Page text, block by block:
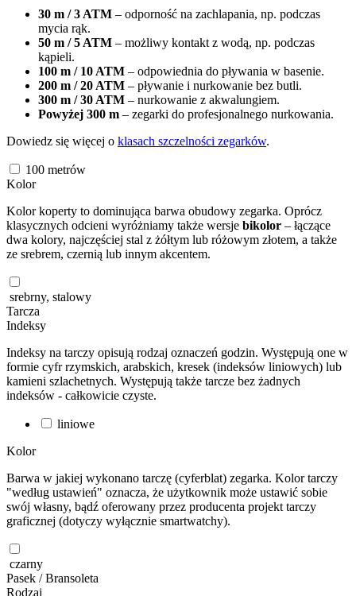
30 m / 3 ATM – odporność na zachlapania, np. podczas
mycia rąk.
50 m / 5 ATM – możliwy kontakt z wodą, np. podczas
kąpieli.
100 m / 10 ATM – odpowiednia do pływania w basenie.
200 m / 20 ATM – pływanie i nurkowanie bez butli.
300 m / 30 ATM – nurkowanie z akwalungiem.
Powyżej 300 m – zegarki do profesjonalnego nurkowania.
Dowiedz się więcej o klasach szczelności zegarków.
100 metrów
Kolor
Kolor koperty to dominująca barwa obudowy zegarka. Oprócz
klasycznych odcieni wyróżniamy także wersje bikolor – łączące
dwa kolory, najczęściej stal z żółtym lub różowym złotem, a także
ze srebrem, czernią lub innym akcentem.
srebrny, stalowy
Tarcza
Indeksy
Indeksy na tarczy opisują rodzaj oznaczeń godzin. Występują one w
formie cyfr rzymskich, arabskich, kresek (indeksów liniowych) lub
kamieni szlachetnych. Występują także tarcze bez żadnych
indeksów - całkowicie czyste.
liniowe
Kolor
Barwa w jakiej wykonano tarczę (cyferblat) zegarka. Kolor tarczy
"według ustawień" oznacza, że użytkownik może ustawić sobie
swój własny, bądź oferowany przez producenta projekt tarczy
graficznej (dotyczy wyłącznie smartwatchy).
czarny
Pasek / Bransoleta
Rodzaj